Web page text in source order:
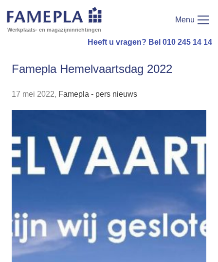
Werkplaats- en magazijninrichtingen
Menu
Heeft u vragen? Bel 010 245 14 14
Famepla Hemelvaartsdag 2022
17 mei 2022, Famepla - pers nieuws